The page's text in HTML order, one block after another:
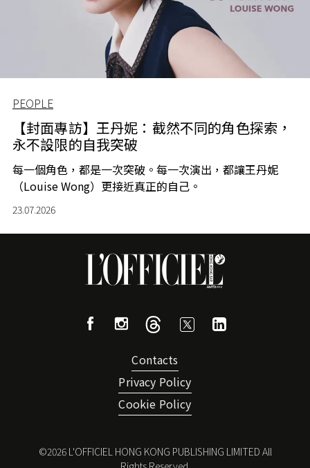
PEOPLE
【封面專訪】王丹妮：截然不同的角色探索，
永不設限的自我突破
每一個角色，都是一次突破。每一次演出，都讓王丹妮
（Louise Wong）更接近真正的自己。
23.07.2026
Contacts
Privacy Policy
Cookie Policy
©2026L'OFFICIEL HONG KONG PUBLISHING LIMITED All